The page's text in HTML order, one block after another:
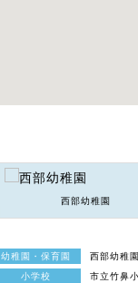
西部幼稚園
幼稚園・保育園 西部幼稚
小学校
市立竹鼻